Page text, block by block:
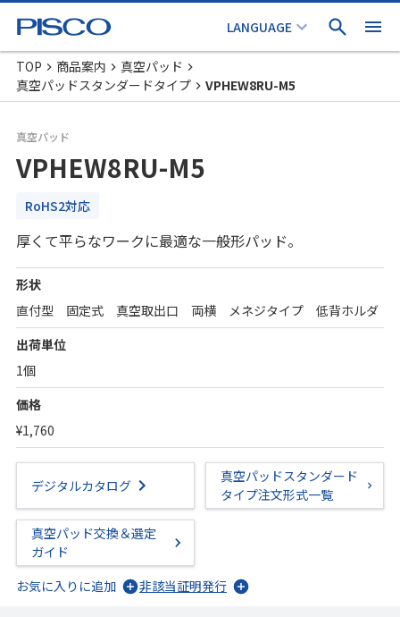
TOP 商品案内
真空パッド
真空パッドスタンダードタイプ
VPHEW8RU-M5
真空パッド
VPHEW8RU-M5
RoHS2対応
厚くて平らなワークに最適な一般形パッド。
形状
直付型 固定式 真空取出口 両横 メネジタイプ 低背ホルダ
出荷単位
1個
価格
¥1,760
デジタルカタログ
真空パッドスタンダード
タイプ注文形式一覧
真空パッド交換＆選定
ガイド
お気に入りに追加
非該当証明発行